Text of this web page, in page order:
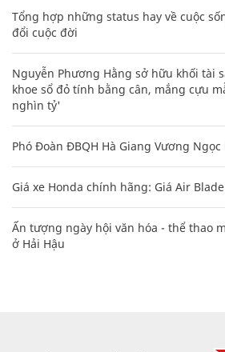
Tổng hợp những status hay về cuộc
đổi cuộc đời
Nguyễn Phương Hằng sở hữu khối tài
khoe sổ đỏ tính bằng cân, mắng cựu
nghìn tỷ'
Phó Đoàn ĐBQH Hà Giang Vương
Giá xe Honda chính hãng: Giá Air
Ấn tượng ngày hội văn hóa - thể thao
ở Hải Hậu